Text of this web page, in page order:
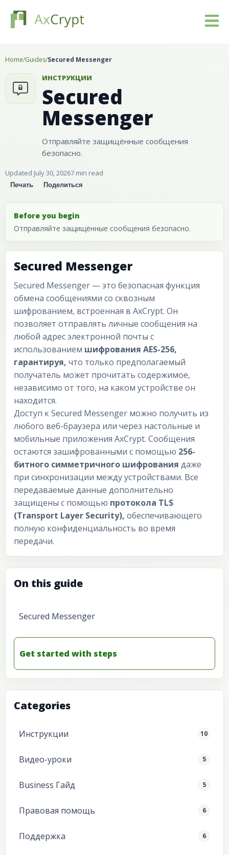
Загрузить
Стоимость
Наш продукт
Индустрии
Войти
Home/Guides/Secured Messenger
ИНСТРУКЦИИ
Secured
Messenger
Отправляйте защищённые сообщения
безопасно.
Updated July 30, 20267 min read
Печать Поделиться
Before you begin
Отправляйте защищённые сообщения безопасно.
Secured Messenger
Secured Messenger — это безопасная функция
обмена сообщениями со сквозным
шифрованием, встроенная в AxCrypt. Он
позволяет отправлять личные сообщения на
любой адрес электронной почты с
использованием шифрования AES-256,
гарантируя, что только предполагаемый
получатель может прочитать содержимое,
независимо от того, на каком устройстве он
находится.
Доступ к Secured Messenger можно получить из
любого веб-браузера или через настольные и
мобильные приложения AxCrypt. Сообщения
остаются зашифрованными с помощью 256-
битного симметричного шифрования даже
при синхронизации между устройствами. Все
передаваемые данные дополнительно
защищены с помощью протокола TLS
(Transport Layer Security), обеспечивающего
полную конфиденциальность во время
передачи.
On this guide
Secured Messenger
Get started with steps
Categories
Инструкции 10
Видео-уроки 5
Business Гайд 5
Правовая помощь 6
Поддержка 6